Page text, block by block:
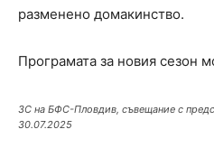
разменено домакинство.
Програмата за новия сезон
ЗС на БФС-Пловдив, съвещание с
30.07.2025